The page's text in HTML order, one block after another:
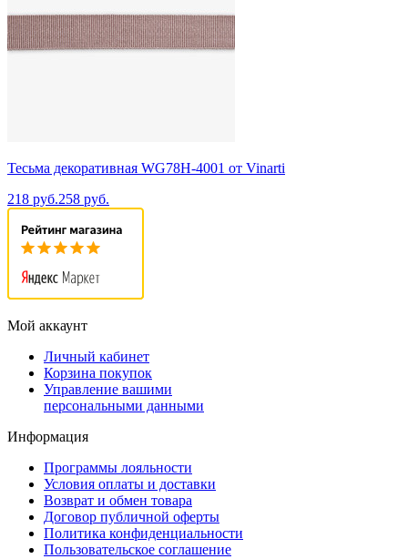
Тесьма декоративная WG78H-4001 от Vinarti
218 руб.258 руб.
Мой аккаунт
Личный кабинет
Корзина покупок
Управление вашими
персональными данными
Информация
Программы лояльности
Условия оплаты и доставки
Возврат и обмен товара
Договор публичной оферты
Политика конфиденциальности
Пользовательское соглашение